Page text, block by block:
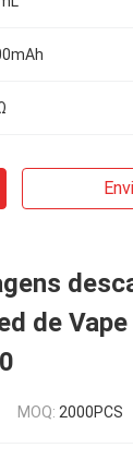
de
MOQ: 2000PCS